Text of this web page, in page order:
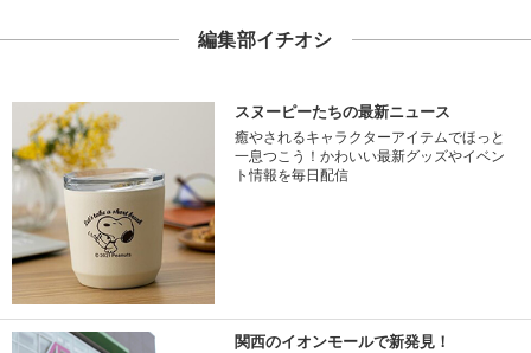
編集部イチオシ
スヌーピーたちの最新ニュース
癒やされるキャラクターアイテムでほっと
一息つこう！かわいい最新グッズやイベン
ト情報を毎日配信
関西のイオンモールで新発見！